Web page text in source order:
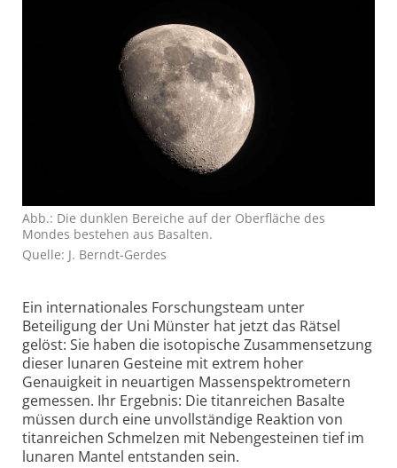
Abb.: Die dunklen Bereiche auf der Oberfläche des
Mondes bestehen aus Basalten.
Quelle: J. Berndt-Gerdes
Ein internationales Forschungsteam unter
Beteiligung der Uni Münster hat jetzt das Rätsel
gelöst: Sie haben die isotopische Zusammensetzung
dieser lunaren Gesteine mit extrem hoher
Genauigkeit in neuartigen Massenspektrometern
gemessen. Ihr Ergebnis: Die titanreichen Basalte
müssen durch eine unvollständige Reaktion von
titanreichen Schmelzen mit Nebengesteinen tief im
lunaren Mantel entstanden sein.